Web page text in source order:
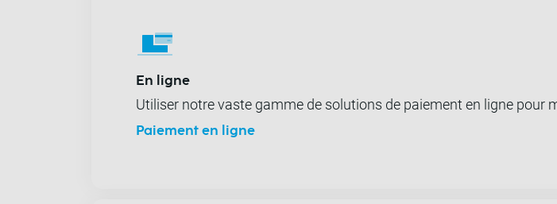
En ligne
Utiliser notre vaste gamme de solutions de paiement en ligne pour
Paiement en ligne